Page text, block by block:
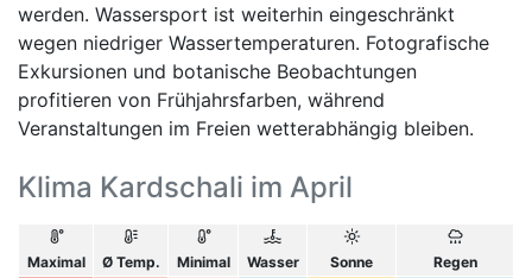
werden. Wassersport ist weiterhin eingeschränkt
wegen niedriger Wassertemperaturen. Fotografische
Exkursionen und botanische Beobachtungen
profitieren von Frühjahrsfarben, während
Veranstaltungen im Freien wetterabhängig bleiben.
Klima Kardschali im April
Maximal Ø Temp. Minimal Wasser Sonne Regen